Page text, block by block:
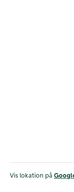
Vis lokation på